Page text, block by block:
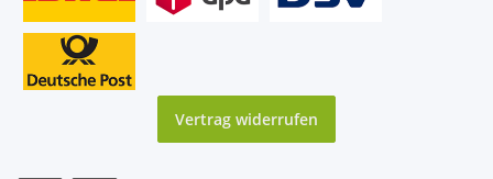
Vertrag widerrufen